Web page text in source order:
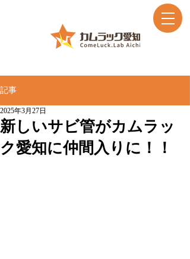
記事
新しいサビ管がカムラッ
ク愛知に仲間入りに！！
2025年3月27日